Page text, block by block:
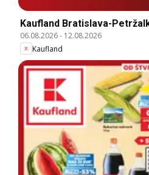
Kaufland Bratislava-
06.08.2026- 12.08.2026
Kaufland